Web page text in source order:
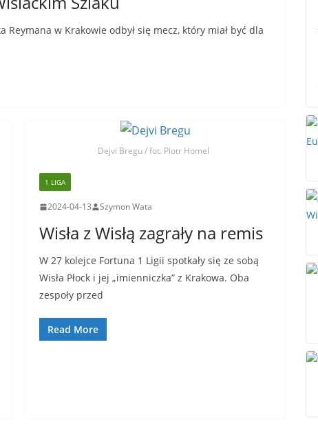
w Krakowie odbył się mecz, który miał być dla
Dejvi Bregu / fot. Piotr Homel
1 LIGA
2024-04-13 Szymon Wata
Wisła z Wisłą zagrały na remis
W 27 kolejce Fortuna 1 Ligii spotkały się ze sobą
Wisła Płock i jej „imienniczka” z Krakowa. Oba
zespoły przed
Read More